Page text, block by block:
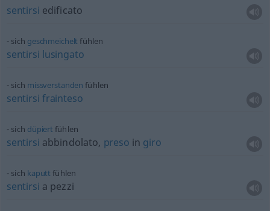
sentirsi edificato
sich geschmeichelt fühlen
sentirsi lusingato
sich missverstanden fühlen
sentirsi frainteso
sich düpiert fühlen
sentirsi abbindolato, preso in giro
sich kaputt fühlen
sentirsi a pezzi